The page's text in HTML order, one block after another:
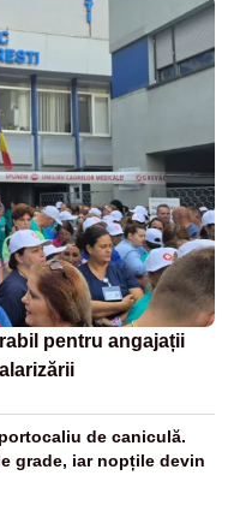
pentru angajații
de caniculă.
grade, iar nopțile devin